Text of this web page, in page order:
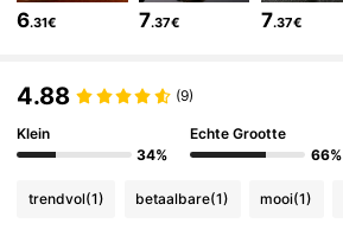
4.85 24K Volgers
6.31€ 7.37€ 7.37€
4.88 (9)
Klein
34%
Echte Grootte
66%
trendvol(1) betaalbare(1) mooi(1)